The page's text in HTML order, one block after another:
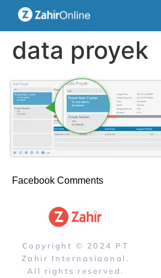
data proyek
Facebook Comments
Copyright © 2024 PT
Zahir Internasiaonal.
All rights reserved.